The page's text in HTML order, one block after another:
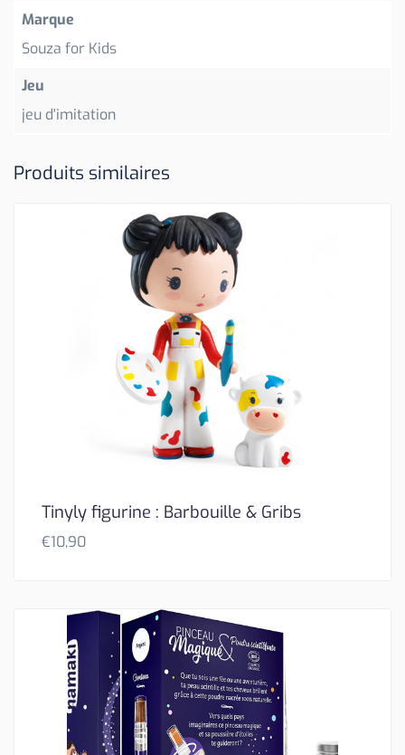
Marque
Souza for Kids
Jeu
jeu d'imitation
Produits similaires
Tinyly figurine : Barbouille & Gribs
€10,90